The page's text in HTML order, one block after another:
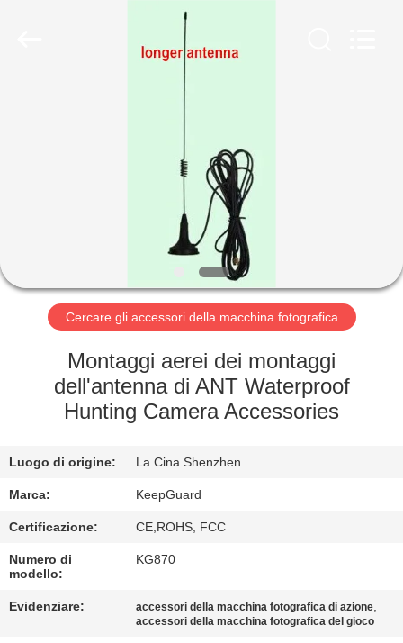
SU
DI
VISITA
CONTROLLO
DELLA
QUALITÀ
CONTATTACI
Cercare gli accessori della macchina fotografica
Montaggi aerei dei montaggi
dell'antenna di ANT Waterproof
Hunting Camera Accessories
Luogo di origine: La Cina Shenzhen
Marca: KeepGuard
Certificazione: CE,ROHS, FCC
Numero di
modello:
KG870
Evidenziare: accessori della macchina fotografica di azione,
accessori della macchina fotografica del gioco